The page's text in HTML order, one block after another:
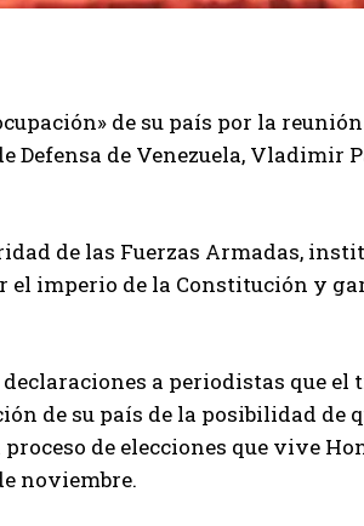
de su país por la
Defensa de Venezuela, Vladimir
de las Fuerzas Armadas,
el imperio de la Constitución y
a periodistas que el
de su país de la posibilidad de
de elecciones que vive
noviembre.